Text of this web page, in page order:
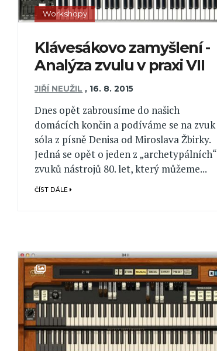
Workshopy
Klávesákovo zamyšlení -
Analýza zvulu v praxi VII
JIŘÍ NEUŽIL , 16. 8. 2015
Dnes opět zabrousíme do našich
domácích končin a podíváme se na zvuk
sóla z písně Denisa od Miroslava Žbirky.
Jedná se opět o jeden z „archetypálních“
zvuků nástrojů 80. let, který můžeme...
ČÍST DÁLE